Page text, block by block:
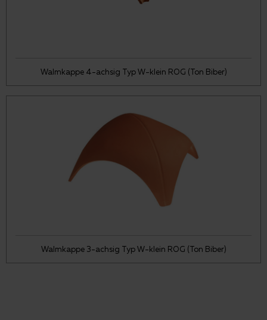
Walmkappe 4-achsig Typ W-klein ROG (Ton Biber)
Walmkappe 3-achsig Typ W-klein ROG (Ton Biber)